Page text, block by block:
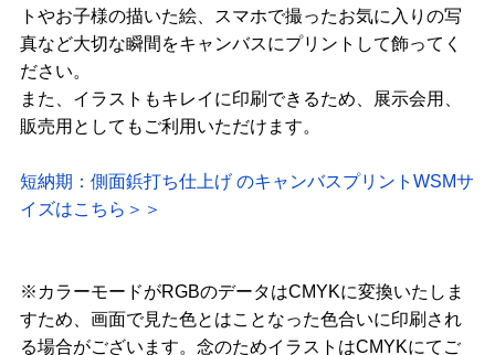
トやお子様の描いた絵、スマホで撮ったお気に入りの写
真など大切な瞬間をキャンバスにプリントして飾ってく
ださい。
また、イラストもキレイに印刷できるため、展示会用、
販売用としてもご利用いただけます。
短納期：側面鋲打ち仕上げ のキャンバスプリントWSMサ
イズはこちら＞＞
※カラーモードがRGBのデータはCMYKに変換いたしま
すため、画面で見た色とはことなった色合いに印刷され
る場合がございます。念のためイラストはCMYKにてご